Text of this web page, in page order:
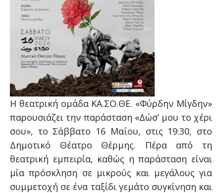
Η θεατρική ομάδα ΚΑ.ΣΟ.ΘΕ. «Φύρδην Μίγδην»
παρουσιάζει την παράσταση «Δώσ’ μου το χέρι
σου», το Σάββατο 16 Μαΐου, στις 19:30, στο
Δημοτικό Θέατρο Θέρμης. Πέρα από τη
θεατρική εμπειρία, καθώς η παράσταση είναι
μία πρόσκληση σε μικρούς και μεγάλους για
συμμετοχή σε ένα ταξίδι γεμάτο συγκίνηση και